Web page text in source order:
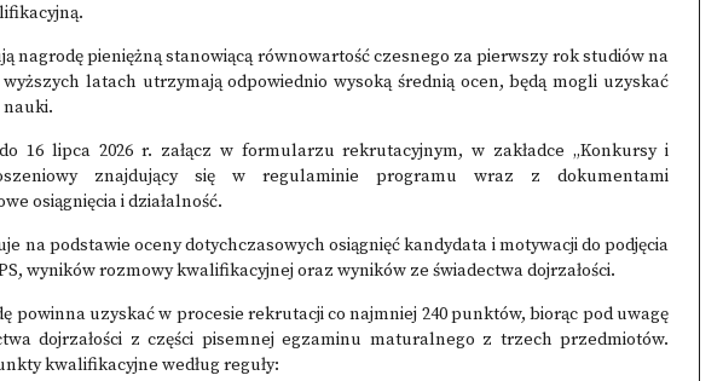
nagrodę pieniężną stanowiącą równowartość czesnego za pierwszy rok studiów na
latach utrzymają odpowiednio wysoką średnią ocen, będą mogli uzyskać
nauki.
16 lipca 2026 r. załącz w formularzu rekrutacyjnym, w zakładce „Konkursy i
znajdujący się w regulaminie programu wraz z dokumentami
osiągnięcia i działalność.
na podstawie oceny dotychczasowych osiągnięć kandydata i motywacji do podjęcia
wyników rozmowy kwalifikacyjnej oraz wyników ze świadectwa dojrzałości.
powinna uzyskać w procesie rekrutacji co najmniej 240 punktów, biorąc pod uwagę
dojrzałości z części pisemnej egzaminu maturalnego z trzech przedmiotów.
kwalifikacyjne według reguły: